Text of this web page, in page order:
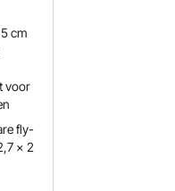
cm
voor
fly-
x 2